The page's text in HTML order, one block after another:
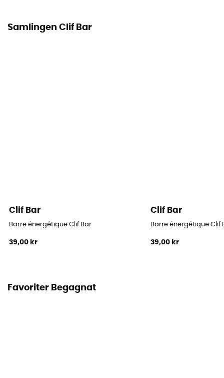
Samlingen Clif Bar
Clif Bar
Barre énergétique Clif Bar
39,00 kr
Clif Bar
Barre énergétique Clif
39,00 kr
Favoriter Begagnat